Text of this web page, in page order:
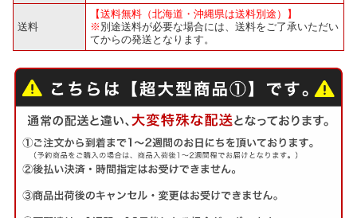
送料
【送料無料（北海道・沖縄県は送料別途）】
※ 別途送料が必要な場合には、送料をご了承いただい
てからの発送となります。